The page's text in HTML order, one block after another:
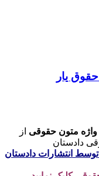
از
دادستان
توسط انتشارات دادستان